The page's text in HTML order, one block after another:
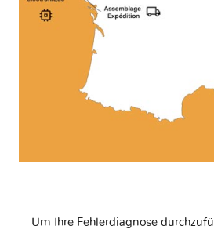
Um Ihre Fehlerdiagnose